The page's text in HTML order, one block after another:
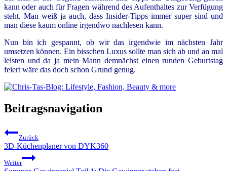
kann oder auch für Fragen während des Aufenthaltes zur Verfügung
steht. Man weiß ja auch, dass Insider-Tipps immer super sind und
man diese kaum online irgendwo nachlesen kann.
Nun bin ich gespannt, ob wir das irgendwie im nächsten Jahr
umsetzen können. Ein bisschen Luxus sollte man sich ab und an mal
leisten und da ja mein Mann demnächst einen runden Geburtstag
feiert wäre das doch schon Grund genug.
Beitragsnavigation
Zurück
3D-Küchenplaner von DYK360
Weiter